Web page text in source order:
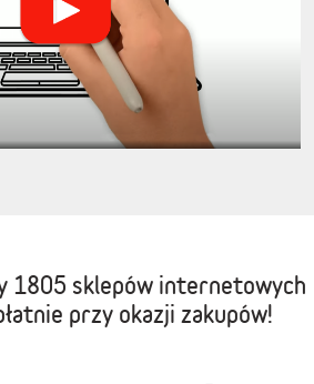
1805 sklepów internetowych
przy okazji zakupów!